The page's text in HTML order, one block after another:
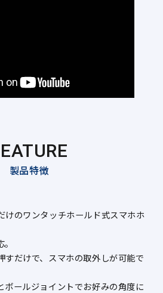
製品特徴
けのワンタッチホールド式スマホホ
すだけで、スマホの取外しが可能で
ボールジョイントでお好みの角度に